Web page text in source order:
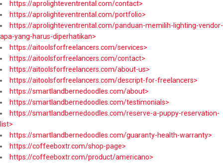
https://aprolighteventrental.com/contact>
https://aprolighteventrental.com/portfolio>
https://aprolighteventrental.com/panduan-memilih-lighting-vendor-
apa-yang-harus-diperhatikan>
https://aitoolsforfreelancers.com/services>
https://aitoolsforfreelancers.com/contact>
https://aitoolsforfreelancers.com/about-us>
https://aitoolsforfreelancers.com/descript-for-freelancers>
https://smartlandbernedoodles.com/about>
https://smartlandbernedoodles.com/testimonials>
https://smartlandbernedoodles.com/reserve-a-puppy-reservation-
list>
https://smartlandbernedoodles.com/guaranty-health-warranty>
https://coffeeboxtr.com/shop-page>
https://coffeeboxtr.com/product/americano>